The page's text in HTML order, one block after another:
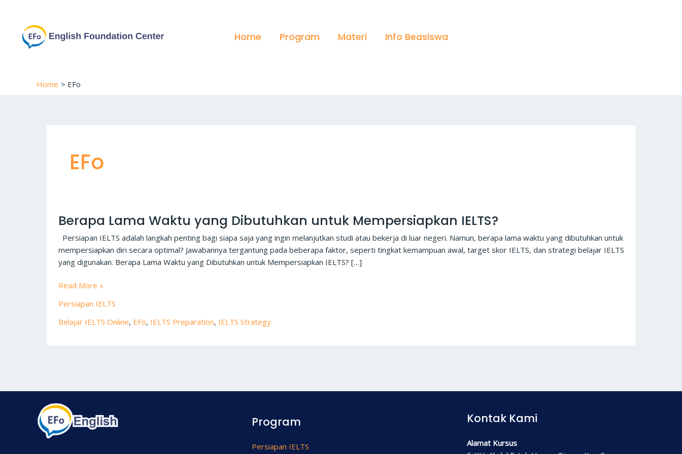
content
Home Program Materi Info Beasiswa
Home EFo
EFo
Berapa Lama Waktu yang Dibutuhkan untuk Mempersiapkan IELTS?
Persiapan IELTS adalah langkah penting bagi siapa saja yang ingin melanjutkan studi atau bekerja di luar negeri. Namun, berapa lama waktu yang dibutuhkan untuk
mempersiapkan diri secara optimal? Jawabannya tergantung pada beberapa faktor, seperti tingkat kemampuan awal, target skor IELTS, dan strategi belajar IELTS
yang digunakan. Berapa Lama Waktu yang Dibutuhkan untuk Mempersiapkan IELTS? […]
Lama
yang
Dibutuhkan
untuk
Read More »
Persiapan IELTS
Belajar IELTS Online, EFo, IELTS Preparation, IELTS Strategy
Program
Persiapan IELTS
Kontak Kami
Alamat Kursus